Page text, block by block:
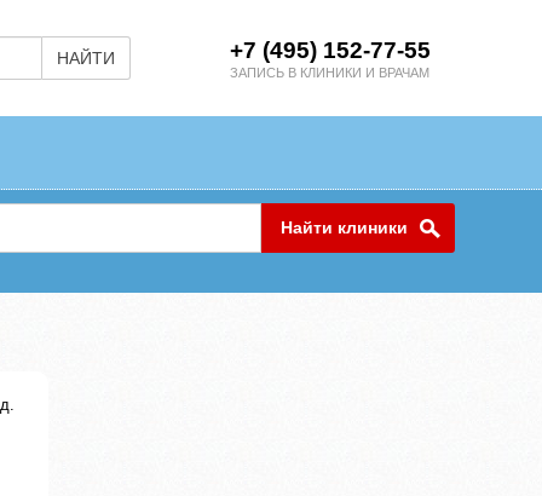
НАЙТИ +7 (495) 152-77-55
ЗАПИСЬ В КЛИНИКИ И ВРАЧАМ
Найти клиники